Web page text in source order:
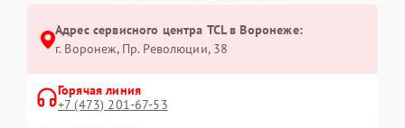
Адрес сервисного центра TCL в Воронеже:
г. Воронеж, Пр. Революции, 38
Горячая линия
+7 (473) 201-67-53